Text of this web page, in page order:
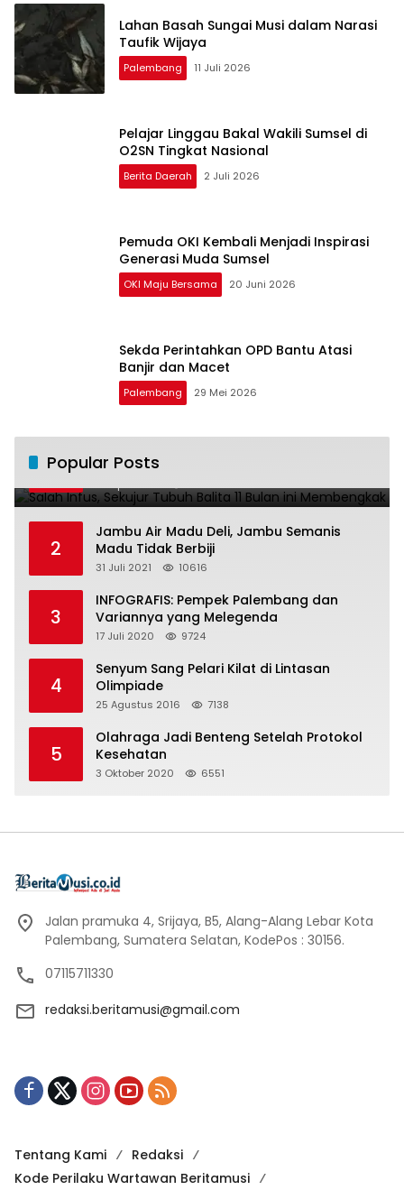
Lahan Basah Sungai Musi dalam Narasi
Taufik Wijaya
Palembang 11 Juli 2026
Pelajar Linggau Bakal Wakili Sumsel di
O2SN Tingkat Nasional
Berita Daerah 2 Juli 2026
Pemuda OKI Kembali Menjadi Inspirasi
Generasi Muda Sumsel
OKI Maju Bersama 20 Juni 2026
Sekda Perintahkan OPD Bantu Atasi
Banjir dan Macet
Palembang 29 Mei 2026
Popular Posts
1
ini Membengkak
28 April 2016 11024
2
Jambu Air Madu Deli, Jambu Semanis
Madu Tidak Berbiji
31 Juli 2021 10616
3
INFOGRAFIS: Pempek Palembang dan
Variannya yang Melegenda
17 Juli 2020 9724
4
Senyum Sang Pelari Kilat di Lintasan
Olimpiade
25 Agustus 2016 7138
5
Olahraga Jadi Benteng Setelah Protokol
Kesehatan
3 Oktober 2020 6551
Jalan pramuka 4, Srijaya, B5, Alang-Alang Lebar Kota
Palembang, Sumatera Selatan, KodePos : 30156.
07115711330
redaksi.beritamusi@gmail.com
Tentang Kami
Redaksi
Kode Perilaku Wartawan Beritamusi